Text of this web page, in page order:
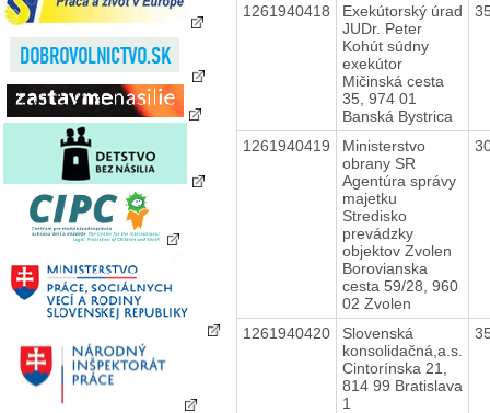
1261940418
Exekútorský úrad
JUDr. Peter
Kohút súdny
exekútor
Mičinská cesta
35, 974 01
Banská Bystrica
1261940419
Ministerstvo
obrany SR
Agentúra správy
majetku
Stredisko
prevádzky
objektov Zvolen
Borovianska
cesta 59/28, 960
02 Zvolen
1261940420
Slovenská
konsolidačná,a.s.
Cintorínska 21,
814 99 Bratislava
1